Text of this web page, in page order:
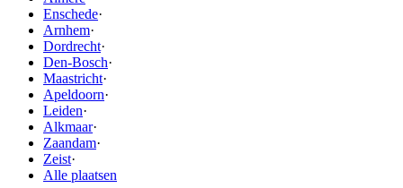
Enschede·
Arnhem·
Dordrecht·
Den-Bosch·
Maastricht·
Apeldoorn·
Leiden·
Alkmaar·
Zaandam·
Zeist·
Alle plaatsen